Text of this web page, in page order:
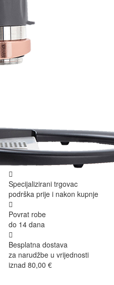
Specijalizirani trgovac
podrška prije i nakon kupnje
Povrat robe
do 14 dana
Besplatna dostava
za narudžbe u vrijednosti
iznad 80,00 €